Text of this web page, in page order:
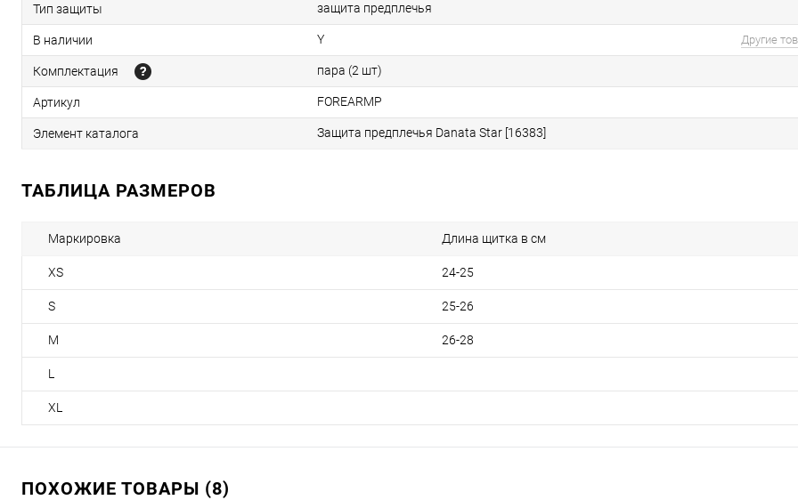
Тип защиты защита предплечья
В наличии Y Другие
Комплектация пара (2 шт)
Артикул FOREARMP
Элемент каталога Защита предплечья Danata Star [16383]
ТАБЛИЦА РАЗМЕРОВ
Маркировка Длина щитка в см
XS 24-25
S 25-26
M 26-28
L
XL
ПОХОЖИЕ ТОВАРЫ (8)